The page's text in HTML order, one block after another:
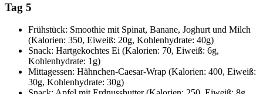
Tag 5
Frühstück: Smoothie mit Spinat, Banane, Joghurt und Milch
(Kalorien: 350, Eiweiß: 20g, Kohlenhydrate: 40g)
Snack: Hartgekochtes Ei (Kalorien: 70, Eiweiß: 6g,
Kohlenhydrate: 1g)
Mittagessen: Hähnchen-Caesar-Wrap (Kalorien: 400, Eiweiß:
30g, Kohlenhydrate: 30g)